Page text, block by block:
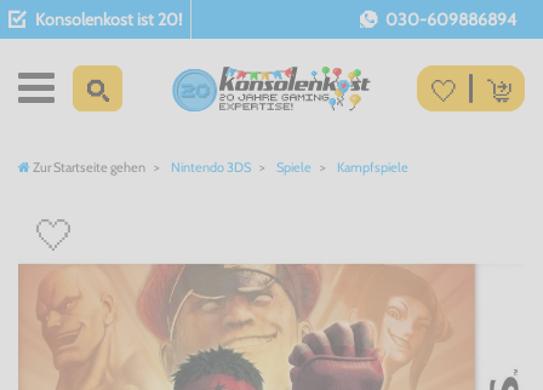
Konsolenkost ist 20! 030-609886894
Zur Startseite gehen Nintendo 3DS Spiele Kampfspiele